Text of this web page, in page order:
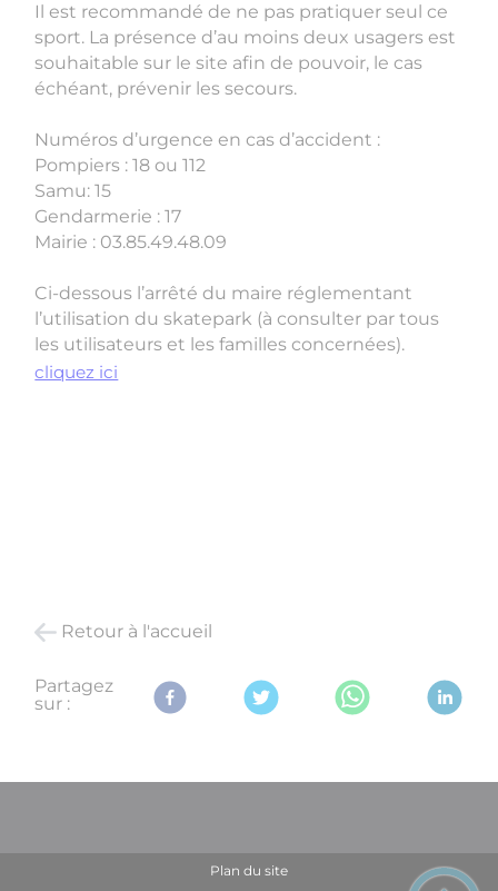
Il est recommandé de ne pas pratiquer seul ce
sport. La présence d’au moins deux usagers est
souhaitable sur le site afin de pouvoir, le cas
échéant, prévenir les secours.
Numéros d’urgence en cas d’accident :
Pompiers : 18 ou 112
Samu: 15
Gendarmerie : 17
Mairie : 03.85.49.48.09
Ci-dessous l’arrêté du maire réglementant
l’utilisation du skatepark (à consulter par tous
les utilisateurs et les familles concernées).
cliquez ici
Retour à l'accueil
Partagez
sur :
Plan du site